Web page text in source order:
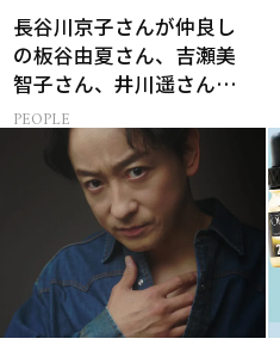
長谷川京子さんが仲良し
の板谷由夏さん、吉瀬美
智子さん、井川遥さんと
集まる理由は…
PEOPLE